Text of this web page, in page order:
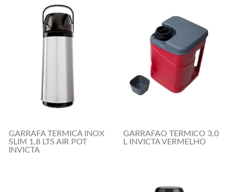
GARRAFA TERMICA INOX
SLIM 1,8 LTS AIR POT
INVICTA
GARRAFAO TERMICO 3,0
L INVICTA VERMELHO